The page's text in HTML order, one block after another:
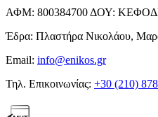
ΑΦΜ: 800384700 ΔΟΥ:
Έδρα: Πλαστήρα Νικολάου,
Email: info@enikos.gr
Τηλ. Επικοινωνίας: +30 (210)